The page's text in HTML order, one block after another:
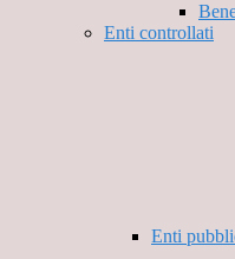
Enti controllati
Enti